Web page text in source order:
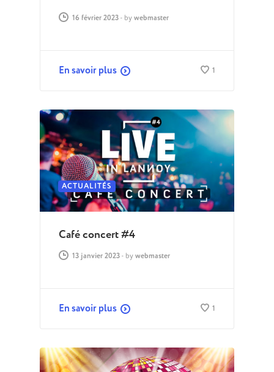
16 février 2023- by webmaster
En savoir plus 1
ACTUALITÉS
Café concert #4
13 janvier 2023- by webmaster
En savoir plus 1